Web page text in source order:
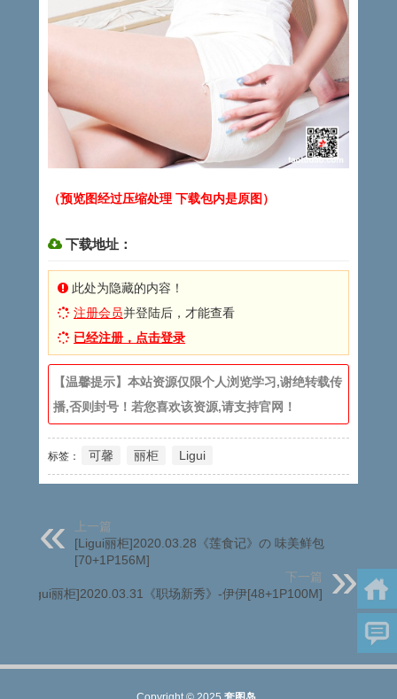
（预览图经过压缩处理 下载包内是原图）
下载地址：
此处为隐藏的内容！
注册会员并登陆后，才能查看
已经注册，点击登录
【温馨提示】本站资源仅限个人浏览学习,谢绝转载传
播,否则封号！若您喜欢该资源,请支持官网！
标签： 可馨 丽柜 Ligui
上一篇
[Ligui丽柜]2020.03.28《莲食记》の 味美鲜包
[70+1P156M]
下一篇
[Ligui丽柜]2020.03.31《职场新秀》-伊伊[48+1P100M]